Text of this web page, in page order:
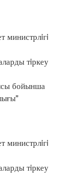
министрлiгi
тiркеу
бойынша
министрлiгi
тiркеу